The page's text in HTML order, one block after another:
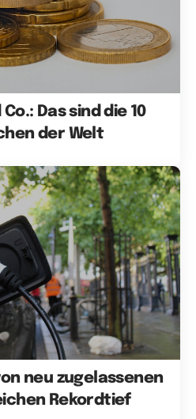
Das sind die 10
der Welt
neu zugelassenen
Rekordtief